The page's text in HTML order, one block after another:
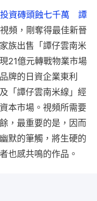
資磚頭蝕七千萬　譚
頻，剛奪得最佳新晉
族出售「譚仔雲南米
21億元轉戰物業市場
牌的日資企業東利
「譚仔雲南米線」經
本市場。視頻所需要
，最重要的是，因而
默的筆觸，將生硬的
也感共鳴的作品。